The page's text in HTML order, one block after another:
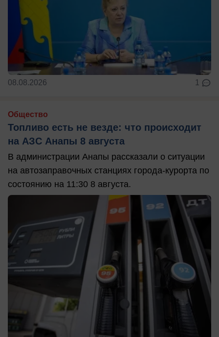
08.08.2026 1
Общество
Топливо есть не везде: что происходит
на АЗС Анапы 8 августа
В администрации Анапы рассказали о ситуации
на автозаправочных станциях города-курорта по
состоянию на 11:30 8 августа.